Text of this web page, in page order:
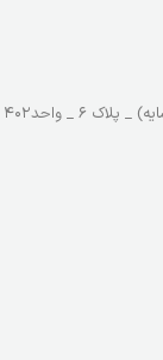
_ واحد۴۰۲